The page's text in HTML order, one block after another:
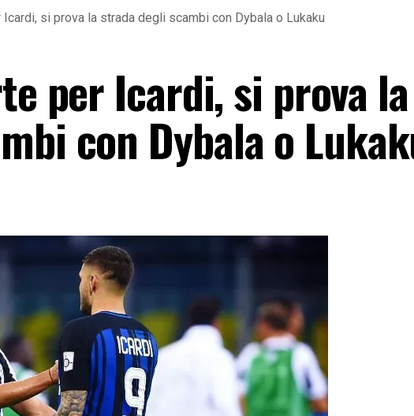
si prova la strada degli scambi con Dybala o Lukaku
per Icardi, si prova la
con Dybala o